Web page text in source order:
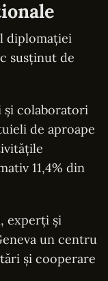
diplomației
susținut de
și colaboratori
de aproape
11,4% din
experți și
un centru
și cooperare